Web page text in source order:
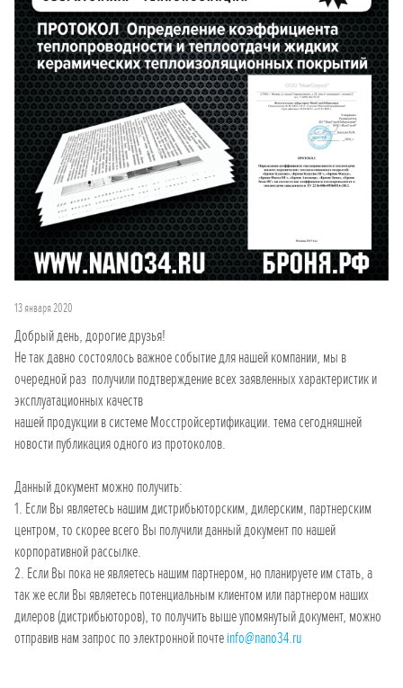
13 января 2020
Добрый день, дорогие друзья!
Не так давно состоялось важное событие для нашей компании, мы в
очередной раз получили подтверждение всех заявленных характеристик и
эксплуатационных качеств
нашей продукции в системе Мосстройсертификации. тема сегодняшней
новости публикация одного из протоколов.
Данный документ можно получить:
1. Если Вы являетесь нашим дистрибьюторским, дилерским, партнерским
центром, то скорее всего Вы получили данный документ по нашей
корпоративной рассылке.
2. Если Вы пока не являетесь нашим партнером, но планируете им стать, а
так же если Вы являетесь потенциальным клиентом или партнером наших
дилеров (дистрибьюторов), то получить выше упомянутый документ, можно
отправив нам запрос по электронной почтеinfo@nano34.ru